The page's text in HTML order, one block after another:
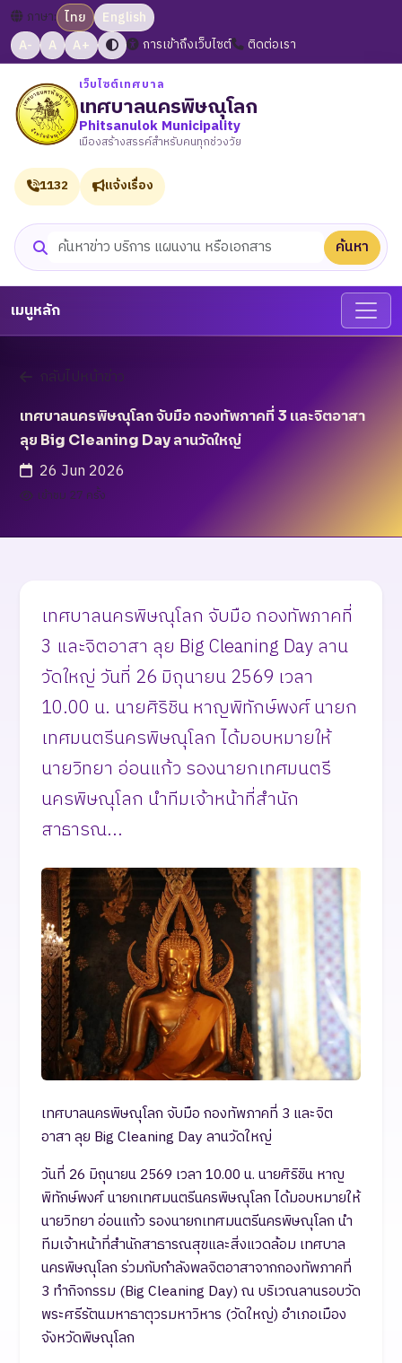
ภาษา: ไทย
English
A-
A A+ การเข้าถึงเว็บไซต์ ติดต่อเรา
เว็บไซต์เทศบาล
เทศบาลนครพิษณุโลก
Phitsanulok Municipality
เมืองสร้างสรรค์สำหรับคนทุกช่วงวัย
ค้นหาเว็บไซต์ ค้นหา
1132 แจ้งเรื่อง
เมนูหลัก
กลับไปหน้าข่าว
เทศบาลนครพิษณุโลก จับมือ กองทัพภาคที่ 3 และจิตอาสา
ลุย Big Cleaning Day ลานวัดใหญ่
26 Jun 2026
เข้าชม 27 ครั้ง
เทศบาลนครพิษณุโลก จับมือ กองทัพภาคที่
3 และจิตอาสา ลุย Big Cleaning Day ลาน
วัดใหญ่ วันที่ 26 มิถุนายน 2569 เวลา
10.00 น. นายศิริชิน หาญพิทักษ์พงศ์ นายก
เทศมนตรีนครพิษณุโลก ได้มอบหมายให้
นายวิทยา อ่อนแก้ว รองนายกเทศมนตรี
นครพิษณุโลก นำทีมเจ้าหน้าที่สำนัก
สาธารณ...
เทศบาลนครพิษณุโลก จับมือ กองทัพภาคที่ 3 และจิต
อาสา ลุย Big Cleaning Day ลานวัดใหญ่
วันที่ 26 มิถุนายน 2569 เวลา 10.00 น. นายศิริชิน หาญ
พิทักษ์พงศ์ นายกเทศมนตรีนครพิษณุโลก ได้มอบหมายให้
นายวิทยา อ่อนแก้ว รองนายกเทศมนตรีนครพิษณุโลก นำ
ทีมเจ้าหน้าที่สำนักสาธารณสุขและสิ่งแวดล้อม เทศบาล
นครพิษณุโลก ร่วมกับกำลังพลจิตอาสาจากกองทัพภาคที่
3 ทำกิจกรรม (Big Cleaning Day) ณ บริเวณลานรอบวัด
พระศรีรัตนมหาธาตุวรมหาวิหาร (วัดใหญ่) อำเภอเมือง
จังหวัดพิษณุโลก